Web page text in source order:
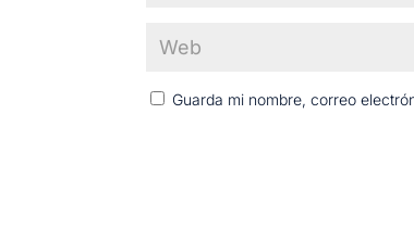
Guarda mi nombre, correo